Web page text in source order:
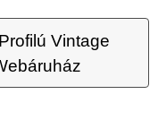
Vintage